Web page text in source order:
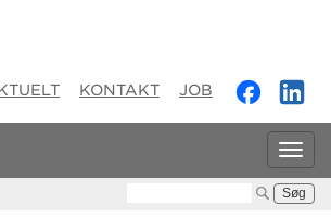
KONTAKT JOB